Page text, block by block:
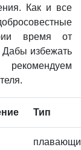
Как и все
время от
Дабы избежать
Тип